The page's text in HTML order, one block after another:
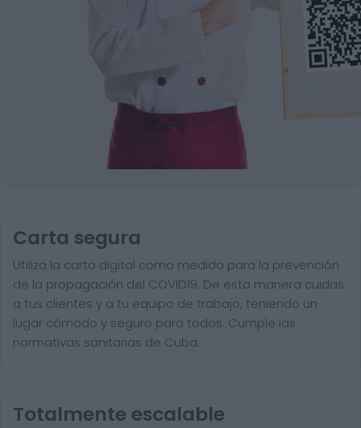
Carta segura
Utiliza la carta digital como medida para la prevención
de la propagación del COVID19. De esta manera cuidas
a tus clientes y a tu equipo de trabajo, teniendo un
lugar cómodo y seguro para todos. Cumple las
normativas sanitarias de Cuba.
Totalmente escalable